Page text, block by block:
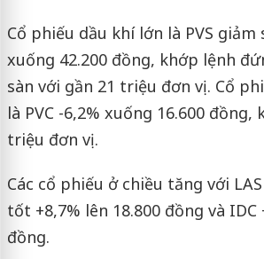
Cổ phiếu dầu khí lớn là PVS giảm
xuống 42.200 đồng, khớp lệnh
sàn với gần 21 triệu đơn vị. Cổ
là PVC -6,2% xuống 16.600 đồng,
triệu đơn vị.
Các cổ phiếu ở chiều tăng với
tốt +8,7% lên 18.800 đồng và IDC
đồng.